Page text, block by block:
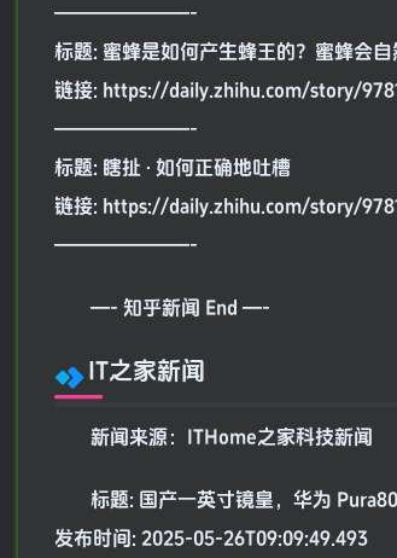
———————-
标题: 蜜蜂是如何产生蜂王的？蜜蜂会自
链接: https://daily.zhihu.com/story/
———————-
标题: 瞎扯 · 如何正确地吐槽
链接: https://daily.zhihu.com/story/
———————-
—- 知乎新闻 End —-
IT之家新闻
新闻来源：ITHome之家科技新闻
标题: 国产一英寸镜皇，华为
发布时间: 2025-05-26T09:09:49.493